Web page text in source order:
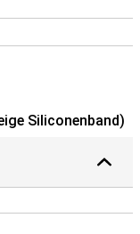
Siliconenband)